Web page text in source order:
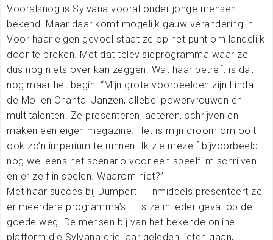
Vooralsnog is Sylvana vooral onder jonge mensen
bekend. Maar daar komt mogelijk gauw verandering in.
Voor haar eigen gevoel staat ze op het punt om landelijk
door te breken. Met dat televisieprogramma waar ze
dus nog niets over kan zeggen. Wat haar betreft is dat
nog maar het begin. “Mijn grote voorbeelden zijn Linda
de Mol en Chantal Janzen, allebei powervrouwen én
multitalenten. Ze presenteren, acteren, schrijven en
maken een eigen magazine. Het is mijn droom om ooit
ook zo’n imperium te runnen. Ik zie mezelf bijvoorbeeld
nog wel eens het scenario voor een speelfilm schrijven
en er zelf in spelen. Waarom niet?”
Met haar succes bij Dumpert — inmiddels presenteert ze
er meerdere programma’s — is ze in ieder geval op de
goede weg. De mensen bij van het bekende online
platform die Sylvana drie jaar geleden lieten gaan,